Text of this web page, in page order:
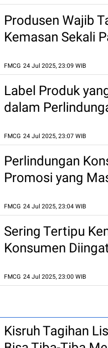
Produsen Wajib
Kemasan Sekali
FMCG 24 Jul 2025, 23:09 WIB
Label Produk
dalam
FMCG 24 Jul 2025, 23:07 WIB
Perlindungan
Promosi yang
FMCG 24 Jul 2025, 23:04 WIB
Sering Tertipu
Konsumen
FMCG 24 Jul 2025, 23:00 WIB
Kisruh Tagihan